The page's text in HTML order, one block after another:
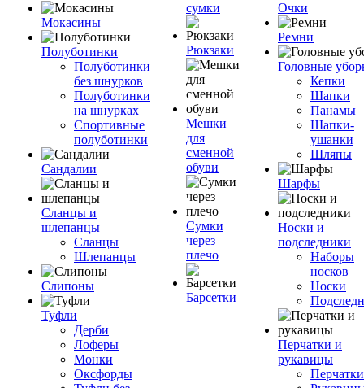
Мокасины
Полуботинки
Полуботинки
без шнурков
Полуботинки
на шнурках
Спортивные
полуботинки
Сандалии
Сланцы и
шлепанцы
Сланцы
Шлепанцы
Слипоны
Туфли
Дерби
Лоферы
Монки
Оксфорды
сумки
Рюкзаки
Мешки
для
сменной
обуви
Сумки
через
плечо
Барсетки
Очки
Ремни
Головные
Кепки
Шапки
Панамы
Шапки-
ушанки
Шляпы
Шарфы
Носки и
подследники
Наборы
носков
Носки
Перчатки и
рукавицы
Перчатки